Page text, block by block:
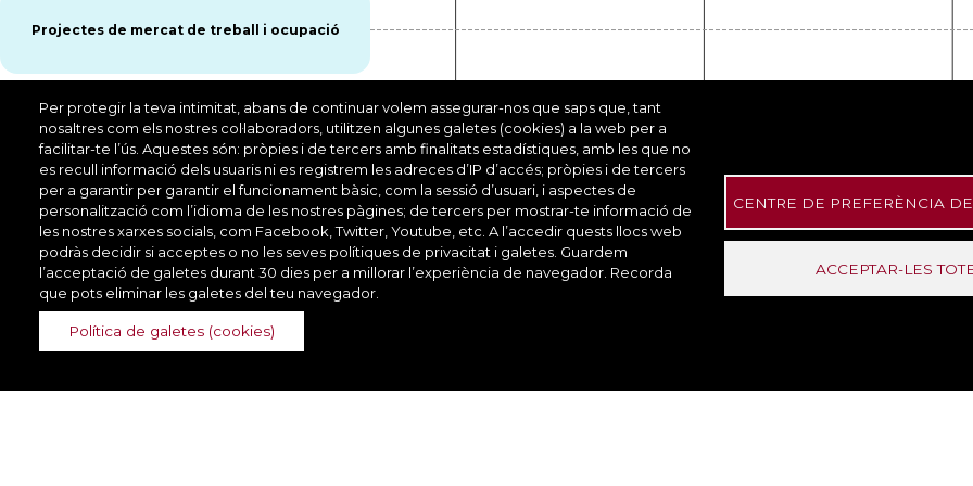
Projectes de mercat de treball i ocupació
Projectes estratègics de
desenvolupament econòmic local
Nivell
1
Nivell
Direcció de Serveis de Formació
Contacte
Per protegir la teva intimitat, abans de continuar volem assegurar-nos que saps que, tant
nosaltres com els nostres col·laboradors, utilitzen algunes galetes (cookies) a la web per a
facilitar-te l’ús. Aquestes són: pròpies i de tercers amb finalitats estadístiques, amb les que no
es recull informació dels usuaris ni es registrem les adreces d’IP d’accés; pròpies i de tercers
per a garantir per garantir el funcionament bàsic, com la sessió d’usuari, i aspectes de
personalització com l’idioma de les nostres pàgines; de tercers per mostrar-te informació de
les nostres xarxes socials, com Facebook, Twitter, Youtube, etc. A l’accedir quests llocs web
podràs decidir si acceptes o no les seves polítiques de privacitat i galetes. Guardem
l’acceptació de galetes durant 30 dies per a millorar l’experiència de navegador. Recorda
que pots eliminar les galetes del teu navegador.
Política de galetes (cookies)
CENTRE DE PREFERÈNCIA
ACCEPTAR-LES